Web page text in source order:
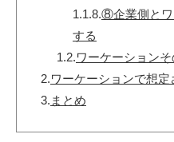
1.1.8.⑧企業側とワ
する
1.2.ワーケーション
2.ワーケーションで想定
3. まとめ